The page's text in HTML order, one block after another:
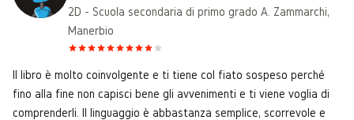
2D - Scuola secondaria di primo grado A. Zammarchi,
Manerbio
Il libro è molto coinvolgente e ti tiene col fiato sospeso perché
fino alla fine non capisci bene gli avvenimenti e ti viene voglia di
comprenderli. Il linguaggio è abbastanza semplice, scorrevole e